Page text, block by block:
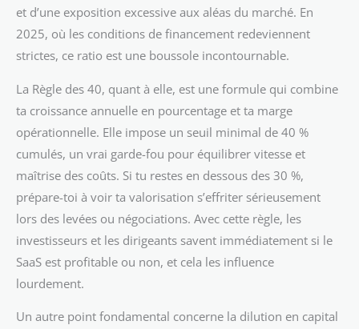
et d’une exposition excessive aux aléas du marché. En
2025, où les conditions de financement redeviennent
strictes, ce ratio est une boussole incontournable.
La Règle des 40, quant à elle, est une formule qui combine
ta croissance annuelle en pourcentage et ta marge
opérationnelle. Elle impose un seuil minimal de 40 %
cumulés, un vrai garde-fou pour équilibrer vitesse et
maîtrise des coûts. Si tu restes en dessous des 30 %,
prépare-toi à voir ta valorisation s’effriter sérieusement
lors des levées ou négociations. Avec cette règle, les
investisseurs et les dirigeants savent immédiatement si le
SaaS est profitable ou non, et cela les influence
lourdement.
Un autre point fondamental concerne la dilution en capital